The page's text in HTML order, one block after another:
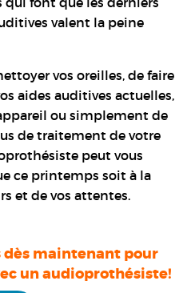
valent la peine
vos oreilles, de faire
aides auditives actuelles,
ou simplement de
de traitement de votre
peut vous
ce printemps soit à la
et de vos attentes.
dès maintenant pour
un audioprothésiste!